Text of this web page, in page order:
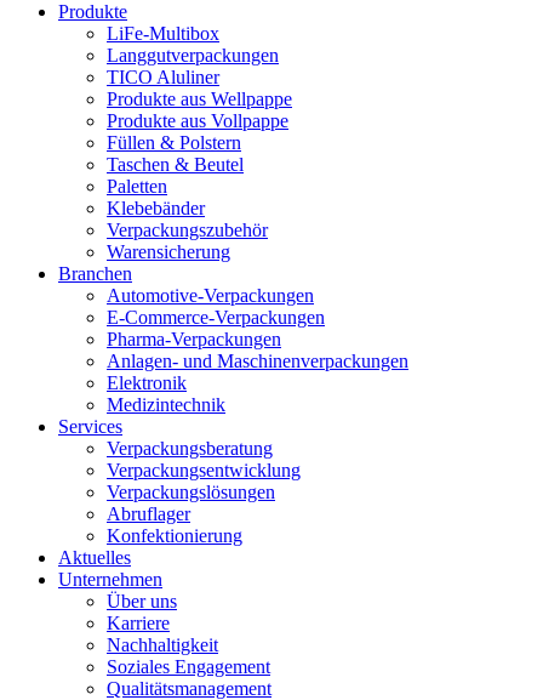
Produkte
LiFe-Multibox
Langgutverpackungen
TICO Aluliner
Produkte aus Wellpappe
Produkte aus Vollpappe
Füllen & Polstern
Taschen & Beutel
Paletten
Klebebänder
Verpackungszubehör
Warensicherung
Branchen
Automotive-Verpackungen
E-Commerce-Verpackungen
Pharma-Verpackungen
Anlagen- und Maschinenverpackungen
Elektronik
Medizintechnik
Services
Verpackungsberatung
Verpackungsentwicklung
Verpackungslösungen
Abruflager
Konfektionierung
Aktuelles
Unternehmen
Über uns
Karriere
Nachhaltigkeit
Soziales Engagement
Qualitätsmanagement